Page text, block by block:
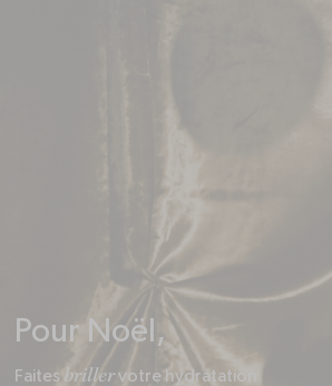
Pour Noël,
Faites brillervotre hydratation